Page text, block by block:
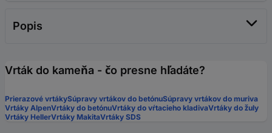
Popis
Vrták do kameňa - čo presne hľadáte?
Prierazové vrtákySúpravy vrtákov do betónuSúpravy vrtákov do muriva
Vrtáky AlpenVrtáky do betónuVrtáky do vŕtacieho kladivaVrtáky do žuly
Vrtáky HellerVrtáky MakitaVrtáky SDS